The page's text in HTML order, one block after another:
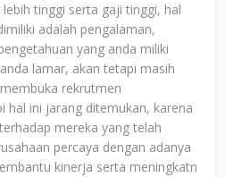
tinggi serta gaji tinggi, hal
adalah pengalaman,
yang anda miliki
lamar, akan tetapi masih
rekrutmen
hal ini jarang ditemukan, karena
mereka yang telah
percaya dengan adanya
kinerja serta meningkatn